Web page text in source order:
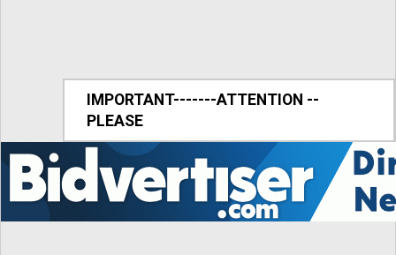
IMPORTANT-------ATTENTION --
PLEASE